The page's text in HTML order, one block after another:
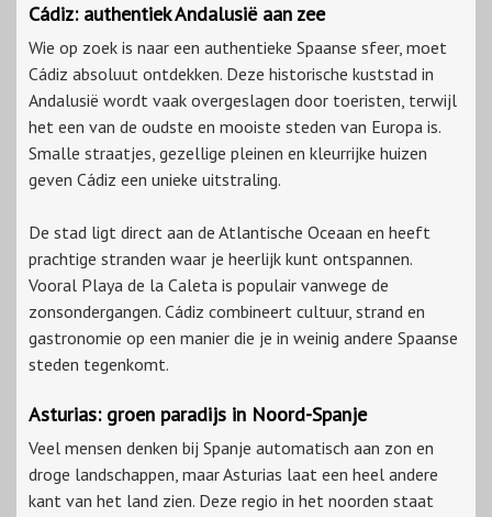
Cádiz: authentiek Andalusië aan zee
Wie op zoek is naar een authentieke Spaanse sfeer, moet
Cádiz absoluut ontdekken. Deze historische kuststad in
Andalusië wordt vaak overgeslagen door toeristen, terwijl
het een van de oudste en mooiste steden van Europa is.
Smalle straatjes, gezellige pleinen en kleurrijke huizen
geven Cádiz een unieke uitstraling.
De stad ligt direct aan de Atlantische Oceaan en heeft
prachtige stranden waar je heerlijk kunt ontspannen.
Vooral Playa de la Caleta is populair vanwege de
zonsondergangen. Cádiz combineert cultuur, strand en
gastronomie op een manier die je in weinig andere Spaanse
steden tegenkomt.
Asturias: groen paradijs in Noord-Spanje
Veel mensen denken bij Spanje automatisch aan zon en
droge landschappen, maar Asturias laat een heel andere
kant van het land zien. Deze regio in het noorden staat